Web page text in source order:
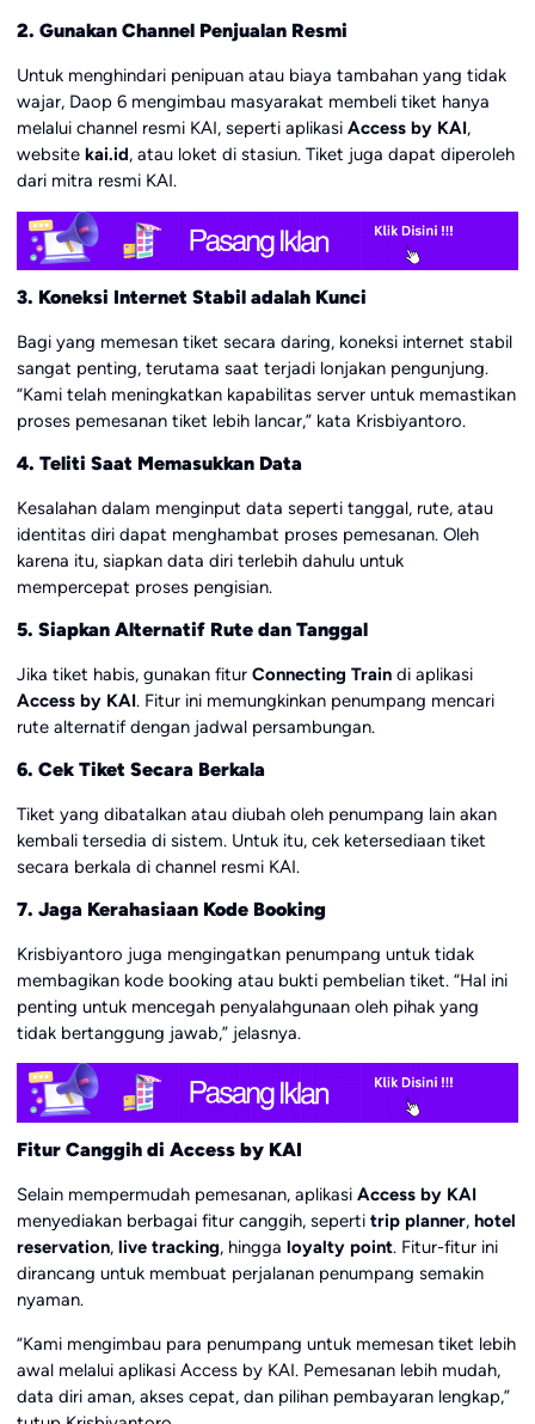
2. Gunakan Channel Penjualan Resmi
Untuk menghindari penipuan atau biaya tambahan yang tidak
wajar, Daop 6 mengimbau masyarakat membeli tiket hanya
melalui channel resmi KAI, seperti aplikasi Access by KAI,
website kai.id, atau loket di stasiun. Tiket juga dapat diperoleh
dari mitra resmi KAI.
3. Koneksi Internet Stabil adalah Kunci
Bagi yang memesan tiket secara daring, koneksi internet stabil
sangat penting, terutama saat terjadi lonjakan pengunjung.
“Kami telah meningkatkan kapabilitas server untuk memastikan
proses pemesanan tiket lebih lancar,” kata Krisbiyantoro.
4. Teliti Saat Memasukkan Data
Kesalahan dalam menginput data seperti tanggal, rute, atau
identitas diri dapat menghambat proses pemesanan. Oleh
karena itu, siapkan data diri terlebih dahulu untuk
mempercepat proses pengisian.
5. Siapkan Alternatif Rute dan Tanggal
Jika tiket habis, gunakan fitur Connecting Traindi aplikasi
Access by KAI. Fitur ini memungkinkan penumpang mencari
rute alternatif dengan jadwal persambungan.
6. Cek Tiket Secara Berkala
Tiket yang dibatalkan atau diubah oleh penumpang lain akan
kembali tersedia di sistem. Untuk itu, cek ketersediaan tiket
secara berkala di channel resmi KAI.
7. Jaga Kerahasiaan Kode Booking
Krisbiyantoro juga mengingatkan penumpang untuk tidak
membagikan kode booking atau bukti pembelian tiket. “Hal ini
penting untuk mencegah penyalahgunaan oleh pihak yang
tidak bertanggung jawab,” jelasnya.
Fitur Canggih di Access by KAI
Selain mempermudah pemesanan, aplikasi Access by KAI
menyediakan berbagai fitur canggih, seperti trip planner, hotel
reservation, live tracking, hingga loyalty point. Fitur-fitur ini
dirancang untuk membuat perjalanan penumpang semakin
nyaman.
“Kami mengimbau para penumpang untuk memesan tiket lebih
awal melalui aplikasi Access by KAI. Pemesanan lebih mudah,
data diri aman, akses cepat, dan pilihan pembayaran lengkap,”